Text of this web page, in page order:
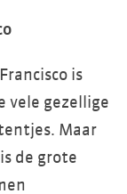
is
vele gezellige
Maar
de grote